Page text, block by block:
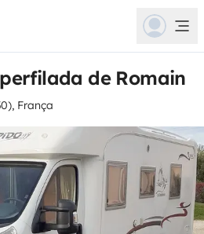
de Romain
França